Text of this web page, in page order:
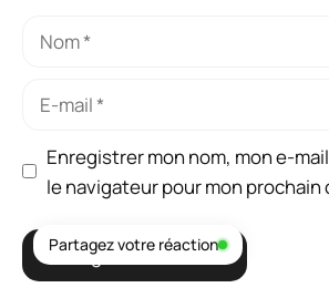
Nom
Enregistrer mon nom, mon e-
le navigateur pour mon prochain
Partagez votre réaction